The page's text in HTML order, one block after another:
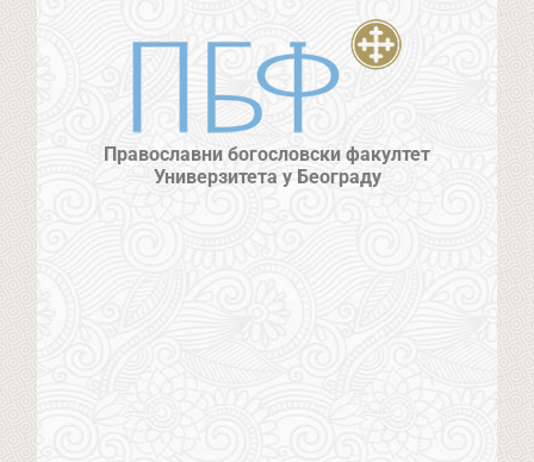
Православни богословски факултет
Универзитета у Београду